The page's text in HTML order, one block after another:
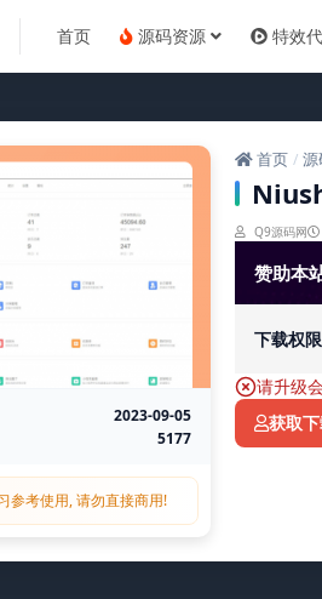
首页 源码资源 特效
2023-09-05
5177
参考使用, 请勿直接商用!
首页 / 源
Q9源码网
赞助本
下载权限
请升级
获取